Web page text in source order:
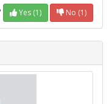
Yes (1) No (1)